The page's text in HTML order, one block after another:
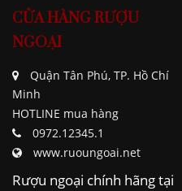
CỬA HÀNG RƯỢU
NGOẠI
Quận Tân Phú, TP. Hồ Chí
Minh
HOTLINE mua hàng
0972.12345.1
www.ruoungoai.net
Rượu ngoại chính hãng tại